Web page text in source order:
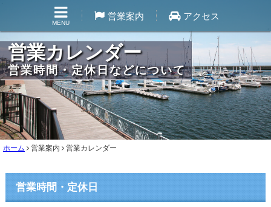
MENU
営業案内 アクセス
営業カレンダー
営業時間・定休日などについて
ホーム 営業案内 営業カレンダー
営業時間・定休日